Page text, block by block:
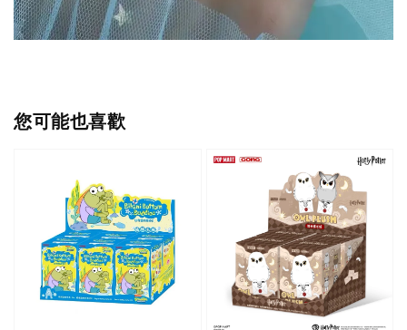
您可能也喜歡